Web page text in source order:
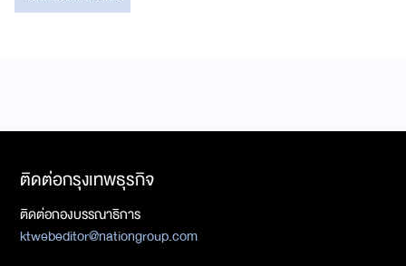
ติดต่อกรุงเทพธุรกิจ
ติดต่อกองบรรณาธิการ
ktwebeditor@nationgroup.com